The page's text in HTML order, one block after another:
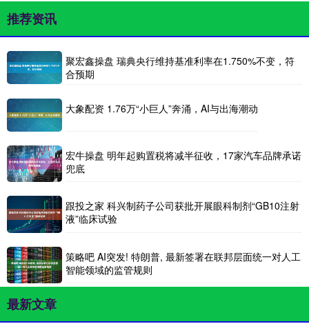
推荐资讯
聚宏鑫操盘 瑞典央行维持基准利率在1.750%不变，符
合预期
大象配资 1.76万“小巨人”奔涌，AI与出海潮动
宏牛操盘 明年起购置税将减半征收，17家汽车品牌承诺
兜底
跟投之家 科兴制药子公司获批开展眼科制剂“GB10注射
液”临床试验
策略吧 AI突发! 特朗普, 最新签署在联邦层面统一对人工
智能领域的监管规则
最新文章